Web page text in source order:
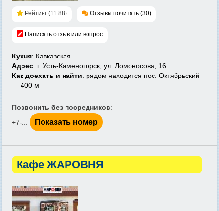
Рейтинг (11.88) Отзывы почитать (30)
Написать отзыв или вопрос
Кухня: Кавказская
Адрес: г. Усть-Каменогорск, ул. Ломоносова, 16
Как доехать и найти: рядом находится пос. Октябрьский
— 400 м
Позвонить без посредников:
+7-...
Показать номер
Кафе ЖАРОВНЯ